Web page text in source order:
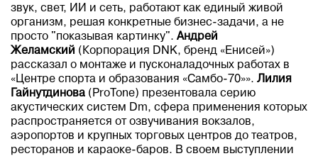
звук, свет, ИИ и сеть, работают как единый живой
организм, решая конкретные бизнес-задачи, а не
просто "показывая картинку". Андрей
Желамский (Корпорация DNK, бренд «Енисей»)
рассказал о монтаже и пусконаладочных работах в
«Центре спорта и образования «Самбо-70»». Лилия
Гайнутдинова (ProTone) презентовала серию
акустических систем Dm, сфера применения которых
распространяется от озвучивания вокзалов,
аэропортов и крупных торговых центров до театров,
ресторанов и караоке-баров. В своем выступлении